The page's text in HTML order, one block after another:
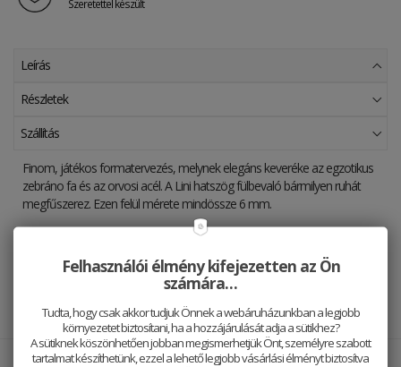
Szeretettel készült
Leírás
Részletek
Szállítás
Finom, játékos formatervezés, melynek elegáns keveréke az egzotikus
zebráno fa és az orvosi acél. A Lini hatszög fülbevaló bármilyen ruhát
megfűszerez. Ezen felül mérete mindössze 6 mm.
A termékfotók szemléltető jellegűek. Azok az anyagok,
amelyekkel dolgozunk, természetesek és szerkezetük
specifikus. Az egyes darabok megjelenése és textúrája
különbözhet. Ezért nem található két teljesen azonos termék
- mindegyik egyedi.
Felhasználói élmény kifejezetten az Ön
számára…
Tudta, hogy csak akkor tudjuk Önnek a webáruházunkban a legjobb
környezetet biztosítani, ha a hozzájárulását adja a sütikhez?
A sütiknek köszönhetően jobban megismerhetjük Önt, személyre szabott
tartalmat készíthetünk, ezzel a lehető legjobb vásárlási élményt biztosítva